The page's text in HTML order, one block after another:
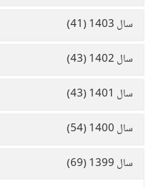
سال 1403 (41)
سال 1402 (43)
سال 1401 (43)
سال 1400 (54)
سال 1399 (69)